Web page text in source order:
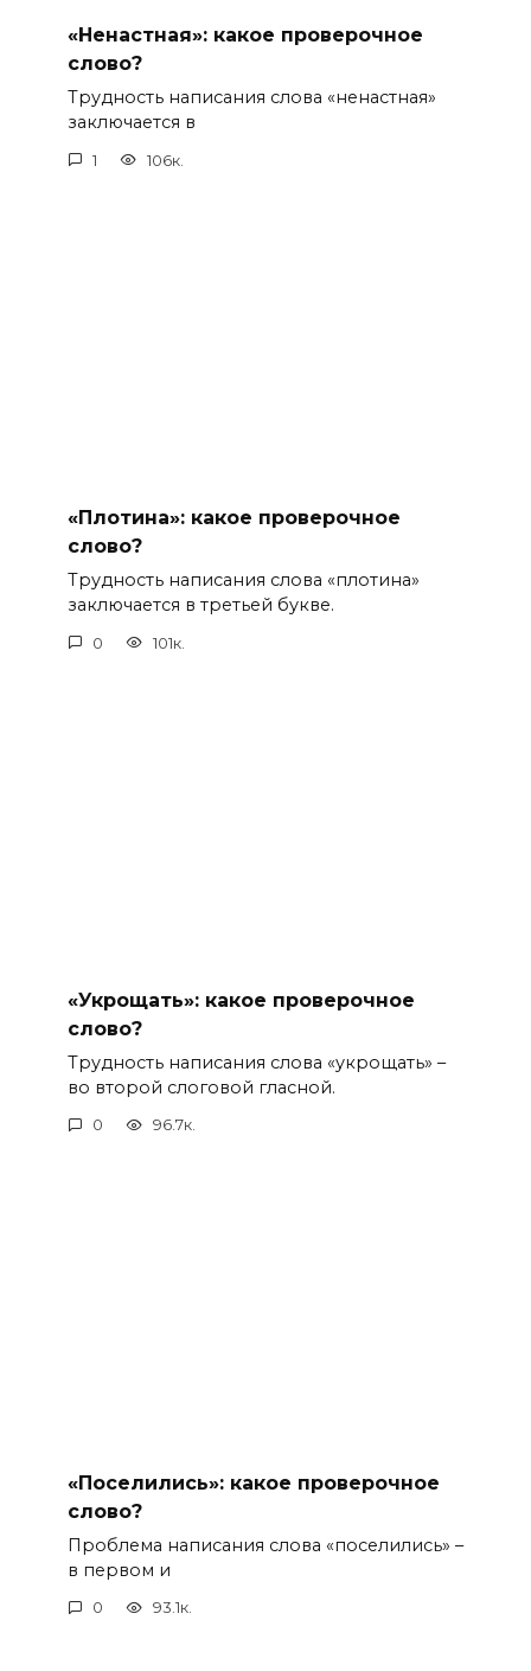
«Ненастная»: какое проверочное
слово?
Трудность написания слова «ненастная»
заключается в
1 106к.
«Плотина»: какое проверочное
слово?
Трудность написания слова «плотина»
заключается в третьей букве.
0 101к.
«Укрощать»: какое проверочное
слово?
Трудность написания слова «укрощать» –
во второй слоговой гласной.
0 96.7к.
«Поселились»: какое проверочное
слово?
Проблема написания слова «поселились» –
в первом и
0 93.1к.